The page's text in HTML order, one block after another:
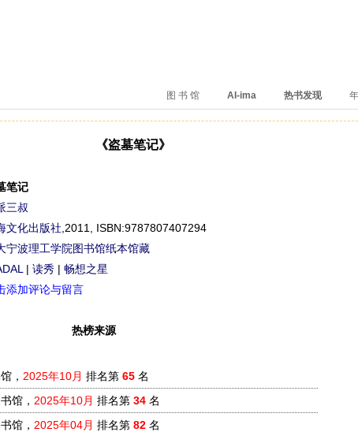
图 书 馆 AI-ima 热书发现
《盗墓笔记》
笔记
三叔
文化出版社 ,2011,
ISBN:9787807407294
宁波理工学院图书馆纸本馆藏
| 读秀 | 畅想之星
添加评论与留言
热榜来源
， 2025年10月 排名第 65 名
馆， 2025年10月 排名第 34 名
馆， 2025年04月 排名第 82 名